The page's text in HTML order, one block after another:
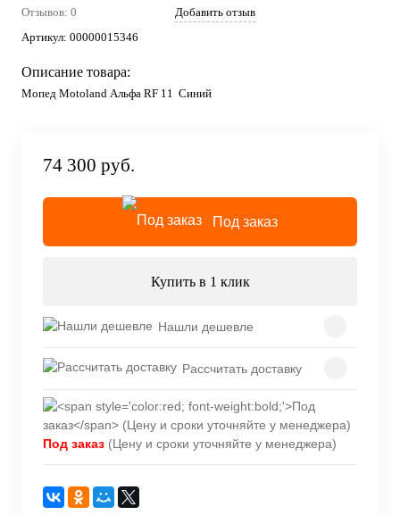
Отзывов: 0
Добавить отзыв
Артикул: 00000015346
Описание товара:
Мопед Motoland Альфа RF 11 Синий
74 300 руб.
Под заказ
Купить в 1 клик
Нашли дешевле
Рассчитать доставку
Под заказ (Цену и сроки уточняйте у менеджера)